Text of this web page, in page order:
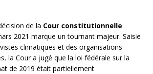
de la Cour constitutionnelle
2021 marque un tournant majeur. Saisie
climatiques et des organisations
la Cour a jugé que la loi fédérale sur la
de 2019 était partiellement